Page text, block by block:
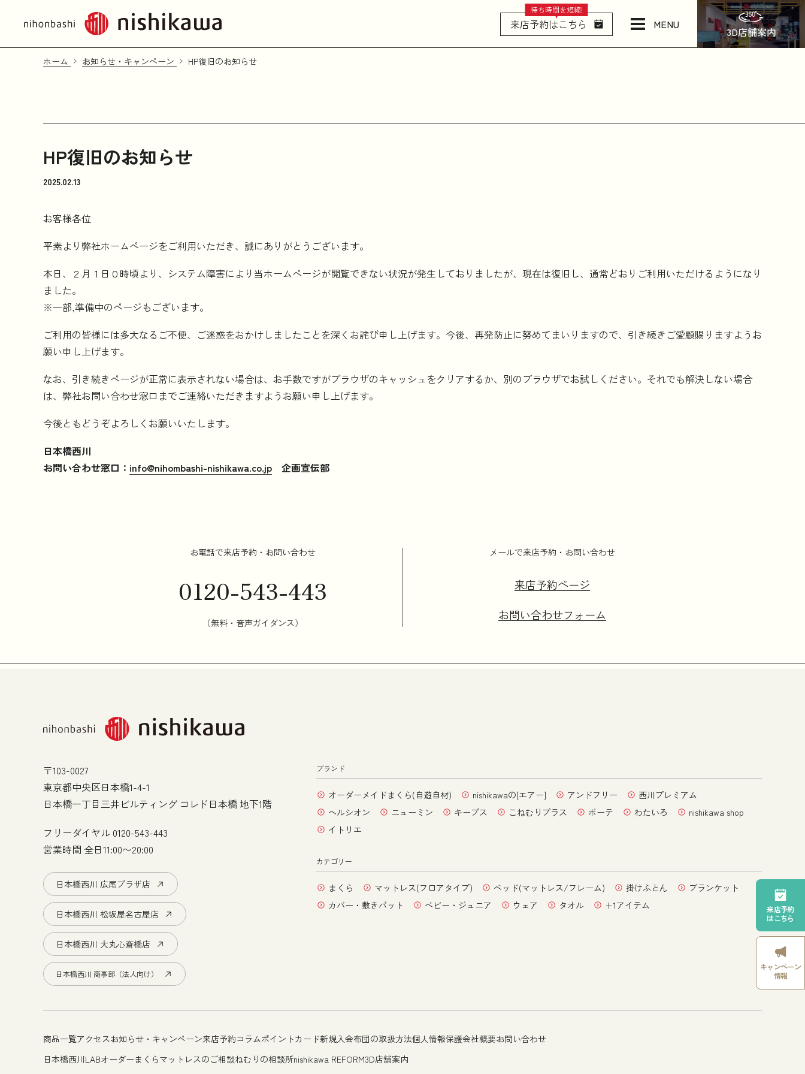
待ち時間を短縮!
来店予約はこちら MENU
3D店舗案内
法人のお客様はこちら
来店予約
はこちら
キャンペーン
情報
ホーム お知らせ・キャンペーン HP復旧のお知らせ
HP復旧のお知らせ
2025.02.13
お客様各位
平素より弊社ホームページをご利用いただき、誠にありがとうございます。
本日、２月１日０時頃より、システム障害により当ホームページが閲覧できない状況が発生しておりましたが、現在は復旧し、通常どおりご利用いただけるようになり
ました。
※一部,準備中のページもございます。
ご利用の皆様には多大なるご不便、ご迷惑をおかけしましたことを深くお詫び申し上げます。今後、再発防止に努めてまいりますので、引き続きご愛顧賜りますようお
願い申し上げます。
なお、引き続きページが正常に表示されない場合は、お手数ですがブラウザのキャッシュをクリアするか、別のブラウザでお試しください。それでも解決しない場合
は、弊社お問い合わせ窓口までご連絡いただきますようお願い申し上げます。
今後ともどうぞよろしくお願いいたします。
日本橋西川
お問い合わせ窓口： info@nihombashi-nishikawa.co.jp 企画宣伝部
お電話で来店予約・お問い合わせ
0120-543-443
（無料・音声ガイダンス）
メールで来店予約・お問い合わせ
来店予約ページ
お問い合わせフォーム
〒103-0027
東京都中央区日本橋1-4-1
日本橋一丁目三井ビルティング コレド日本橋 地下1階
フリーダイヤル 0120-543-443
営業時間 全日11:00〜20:00
日本橋西川 広尾プラザ店
日本橋西川 松坂屋名古屋店
日本橋西川 大丸心斎橋店
日本橋西川 商事部（法人向け）
ブランド
オーダーメイドまくら(自遊自材) nishikawaの[エアー] アンドフリー
西川プレミアム
ヘルシオン
ニューミン キープス こねむりプラス ボーテ わたいろ
nishikawa shop
イトリエ
カテゴリー
まくら マットレス(フロアタイプ) ベッド(マットレス/フレーム) 掛けふとん
ブランケット
カバー・敷きパット
ベビー・ジュニア ウェア タオル +1アイテム
商品一覧アクセスお知らせ・キャンペーン来店予約コラムポイントカード新規入会布団の取扱方法個人情報保護会社概要お問い合わせ
日本橋西川LABオーダーまくらマットレスのご相談ねむりの相談所nishikawa REFORM3D店舗案内